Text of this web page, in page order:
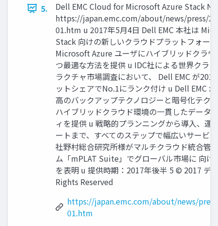
5.
Dell EMC Cloud for Microsoft Azure Stack
https://japan.emc.com/about/news/press/
01.htm u 2017年5月4日 Dell EMC 本社は
Stack 向けの新しいクラウドプラットフォー
Microsoft Azure ユーザにハイブリッドクラ
つ最適な方法を提供 u IDC社による世界クラ
ラクチャ市場調査において、 Dell EMC が
ットシェアでNo.1にランク付け u Dell EMC
高のバックアップテクノロジーと暗号化テク
ハイブリッドクラウド環境の一貫したデータ
ィを提供 u 戦略的プランニングから導入、運
ートまで、すべてのステップで幅広いサービ
社野村総合研究所様がマルチクラウド統合管
ム「mPLAT Suite」でグローバル市場に 向け
を表明 u 提供時期：2017年後半 5 © 2017 デ
Rights Reserved
https://japan.emc.com/about/news/
01.htm